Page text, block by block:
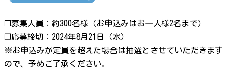
❐募集人員：約300名様（お申込みはお一人様2名まで）
❐応募締切：2024年8月21日（水）
※お申込みが定員を超えた場合は抽選とさせていただきます
ので、予めご了承ください。